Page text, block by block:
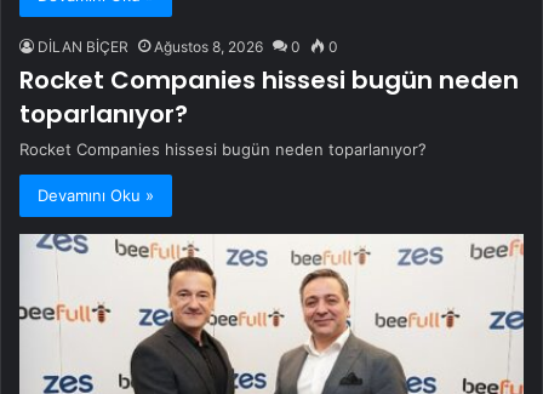
DİLAN BİÇER Ağustos 8, 2026 0 0
Rocket Companies hissesi bugün neden
toparlanıyor?
Rocket Companies hissesi bugün neden toparlanıyor?
Devamını Oku »